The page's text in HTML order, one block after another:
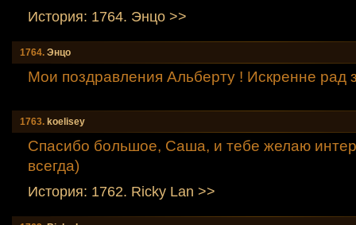
История: 1764. Энцо >>
1764. Энцо
Мои поздравления Альберту ! Искренне рад
1763. koelisey
Спасибо большое, Саша, и тебе желаю
всегда)
История: 1762. Ricky Lаn >>